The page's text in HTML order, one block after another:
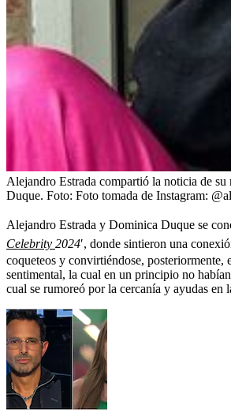
Alejandro Estrada compartió la noticia de
Duque. Foto: Foto tomada de Instagram:
Alejandro Estrada y Dominica Duque se
Celebrity 2024′, donde sintieron una
coqueteos y convirtiéndose, posteriormente,
sentimental, la cual en un principio no
cual se rumoreó por la cercanía y ayudas en